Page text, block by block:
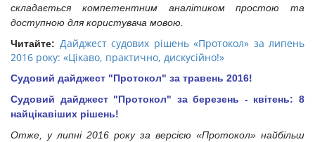
складається компетентним аналітиком простою та
доступною для користувача мовою.
Читайте: Дайджест судових рішень «Протокол» за липень
2016 року: «Цікаво, практично, дискусійно!»
Судовий дайджест "Протокол" за травень 2016!
Судовий дайджест "Протокол" за березень - квітень: 8
найцікавіших рішень!
Отже, у липні 2016 року за версією «Протокол» найбільш